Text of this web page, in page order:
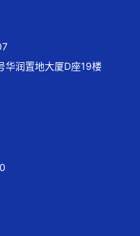
华润置地大厦D座19楼